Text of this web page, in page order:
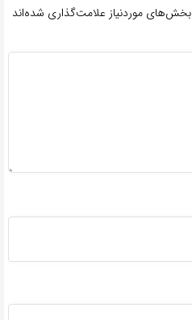
بخش‌های موردنیاز علامت‌گذاری شده‌اند